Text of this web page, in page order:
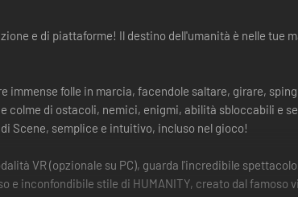
e di piattaforme! Il destino dell'umanità è nelle tue
immense folle in marcia, facendole saltare, girare,
colme di ostacoli, nemici, enigmi, abilità sbloccabili e
Scene, semplice e intuitivo, incluso nel gioco!
VR (opzionale su PC), guarda l'incredibile
inconfondibile stile di HUMANITY, creato dal famoso